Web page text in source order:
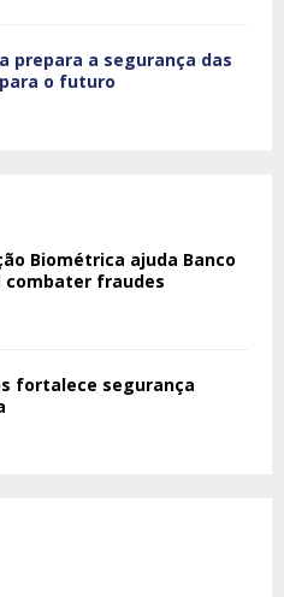
prepara a segurança das
o futuro
Biométrica ajuda Banco
combater fraudes
fortalece segurança